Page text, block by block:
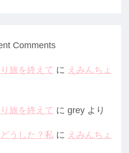
Comments
旅を終えて に えみんちょ
旅を終えて に grey より
うした？私 に えみんちょ